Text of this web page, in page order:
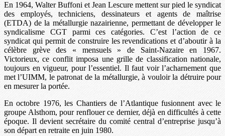
En 1964, Walter Buffoni et Jean Lescure mettent sur pied le syndicat
des employés, techniciens, dessinateurs et agents de maîtrise
(ETDA) de la métallurgie nazairienne, permettant de développer le
syndicalisme CGT parmi ces catégories. C’est l’action de ce
syndicat qui permit de construire les revendications et d’aboutir à la
célèbre grève des « mensuels » de Saint-Nazaire en 1967.
Victorieux, ce conflit imposa une grille de classification nationale,
toujours en vigueur, pour l’essentiel. Il faut voir l’acharnement que
met l’UIMM, le patronat de la métallurgie, à vouloir la détruire pour
en mesurer la portée.
En octobre 1976, les Chantiers de l’Atlantique fusionnent avec le
groupe Alsthom, pour renflouer ce dernier, déjà en difficultés à cette
époque. Il devient secrétaire du comité central d’entreprise jusqu’à
son départ en retraite en juin 1980.